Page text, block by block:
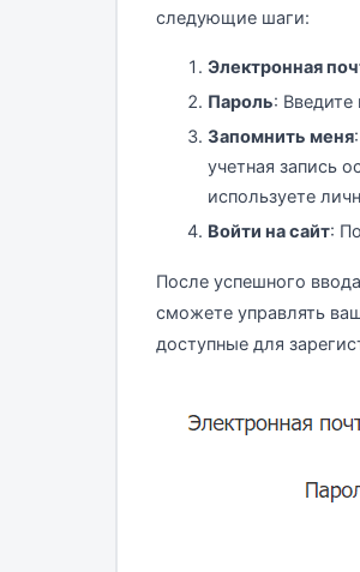
следующие шаги:
Электронная
Пароль: Введите
Запомнить меня
учетная запись
используете
Войти на сайт:
После успешного
сможете управлять
доступные для